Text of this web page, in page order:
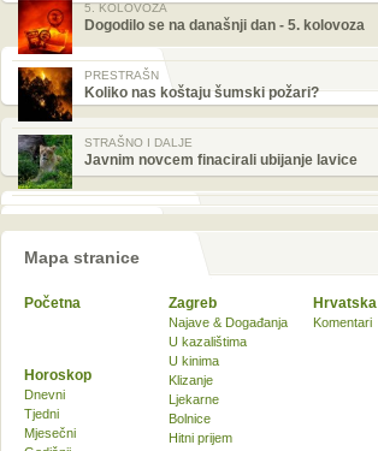
5. KOLOVOZA
Dogodilo se na današnji dan - 5. kolovoza
PRESTRAŠN
Koliko nas koštaju šumski požari?
STRAŠNO I DALJE
Javnim novcem finacirali ubijanje lavice
Mapa stranice
Početna Zagreb
Najave & Događanja
U kazalištima
U kinima
Klizanje
Ljekarne
Bolnice
Hitni prijem
Hrvatska
Komentari
Horoskop
Dnevni
Tjedni
Mjesečni